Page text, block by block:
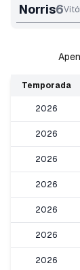
Norris6
Temporada
2026
2026
2026
2026
2026
2026
2026